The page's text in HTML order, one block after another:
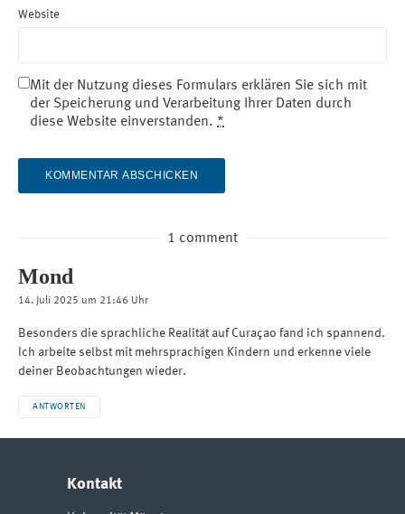
Website
Mit der Nutzung dieses Formulars erklären Sie sich mit
der Speicherung und Verarbeitung Ihrer Daten durch
diese Website einverstanden. *
1 comment
Mond
14. Juli 2025 um 21:46 Uhr
Besonders die sprachliche Realität auf Curaçao fand ich spannend.
Ich arbeite selbst mit mehrsprachigen Kindern und erkenne viele
deiner Beobachtungen wieder.
ANTWORTEN
Kontakt